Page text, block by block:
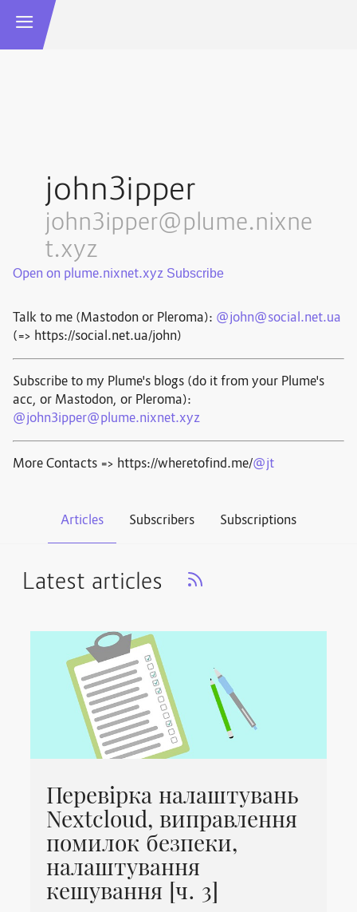
john3ipper
john3ipper@plume.nixne
t.xyz
Open on plume.nixnet.xyz
Talk to me (Mastodon or Pleroma): @john@social.net.ua
(=> https://social.net.ua/john)
Subscribe to my Plume's blogs (do it from your Plume's
acc, or Mastodon, or Pleroma):
@john3ipper@plume.nixnet.xyz
More Contacts => https://wheretofind.me/@jt
Articles Subscribers Subscriptions
Latest articles
Перевірка налаштувань
Nextcloud, виправлення
помилок безпеки,
налаштування
кешування [ч. 3]